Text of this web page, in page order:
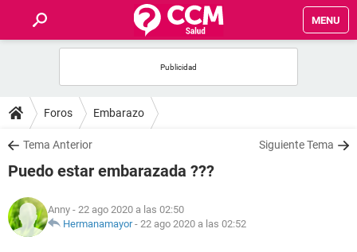
MENU
FOROS
SALUD
NUTRICIÓN
Foros Embarazo
Tema Anterior Siguiente Tema
Puedo estar embarazada ???
Anny - 22 ago 2020 a las 02:50
Hermanamayor- 22 ago 2020 a las 02:52